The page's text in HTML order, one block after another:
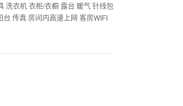
洗衣机 衣柜/衣橱 露台 暖气 针线包
传真 房间内高速上网 客房WIFI